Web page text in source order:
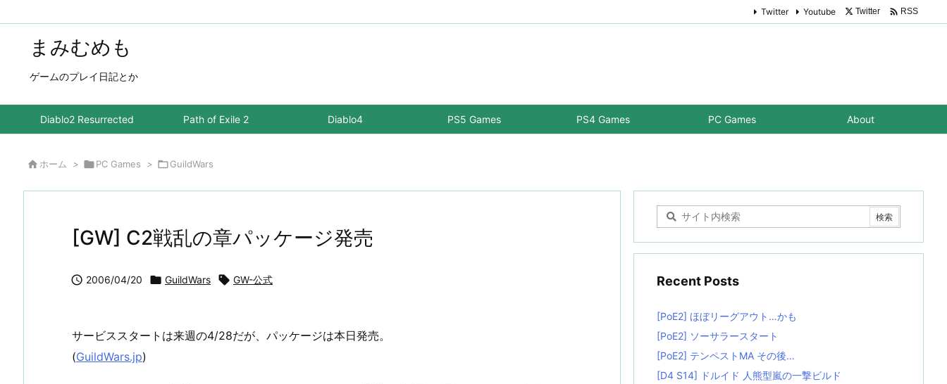
まみむめも
ゲームのプレイ日記とか
Diablo2 Resurrected Path of Exile 2 Diablo4 PS5 Games PS4 Games PC Games About
Twitter Youtube Twitter  RSS
 ホーム > PC Games > GuildWars
[GW] C2戦乱の章パッケージ発売
 2006/04/20  GuildWars  GW-公式
サービススタートは来週の4/28だが、パッケージは本日発売。
(GuildWars.jp)
Recent Posts
[PoE2] ほぼリーグアウト…かも
[PoE2] ソーサラースタート
[PoE2] テンペストMA その後…
[D4 S14] ドルイド 人熊型嵐の一撃ビルド